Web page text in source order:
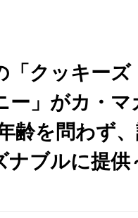
「クッキーズ
ー」がカ・
齢を問わず
ナブルに提供